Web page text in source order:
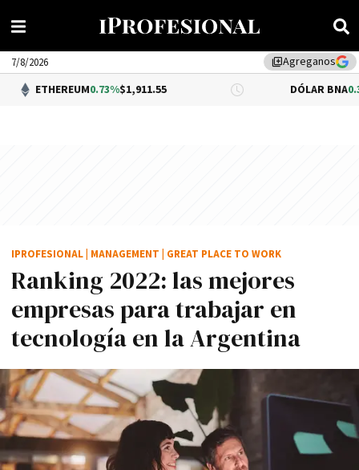
library_addAgreganos
7/8/2026
0.73%$1,911.55 DÓLAR BNA 0.34%$1,520.00
Ranking 2022: las mejores
empresas para trabajar en
tecnología en la Argentina
IPROFESIONAL MANAGEMENT GREAT PLACE TO WORK